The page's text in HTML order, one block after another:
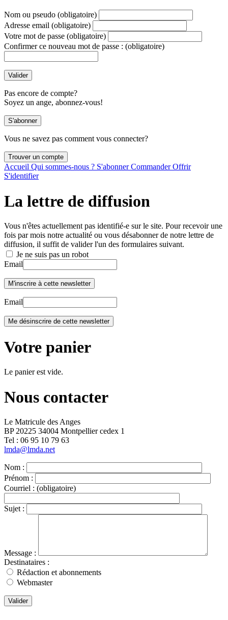
Nom ou pseudo (obligatoire)
Adresse email (obligatoire)
Votre mot de passe (obligatoire)
Confirmer ce nouveau mot de passe : (obligatoire)
Pas encore de compte?
Soyez un ange, abonnez-vous!
Vous ne savez pas comment vous connecter?
Accueil Qui sommes-nous ? S'abonnerCommanderOffrir
S'identifier
La lettre de diffusion
Vous n'êtes actuellement pas identifié-e sur le site. Pour recevoir une
fois par mois notre actualité ou vous désabonner de notre lettre de
diffusion, il suffit de valider l'un des formulaires suivant.
Je ne suis pas un robot
Email
Email
Votre panier
Le panier est vide.
Nous contacter
Le Matricule des Anges
BP 20225 34004 Montpellier cedex 1
Tel : ‭06 95 10 79 63
lmda@lmda.net
Nom :
Prénom :
Courriel : (obligatoire)
Sujet :
Message :
Destinataires :
Rédaction et abonnements
Webmaster
Valider